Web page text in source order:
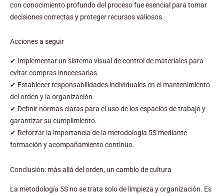
con conocimiento profundo del proceso fue esencial para tomar
decisiones correctas y proteger recursos valiosos.
Acciones a seguir
✔ Implementar un sistema visual de control de materiales para
evitar compras innecesarias.
✔ Establecer responsabilidades individuales en el mantenimiento
del orden y la organización.
✔ Definir normas claras para el uso de los espacios de trabajo y
garantizar su cumplimiento.
✔ Reforzar la importancia de la metodología 5S mediante
formación y acompañamiento continuo.
Conclusión: más allá del orden, un cambio de cultura
La metodología 5S no se trata solo de limpieza y organización. Es